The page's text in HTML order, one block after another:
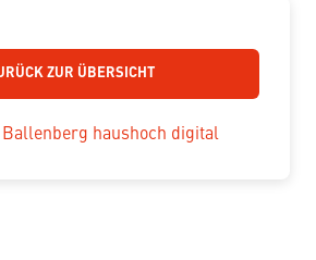
ZUR ÜBERSICHT
Ballenberg haushoch digital